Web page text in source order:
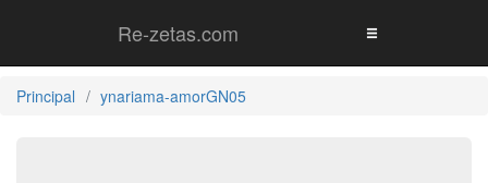
Re-zetas.com
Principal ynariama-amorGN05